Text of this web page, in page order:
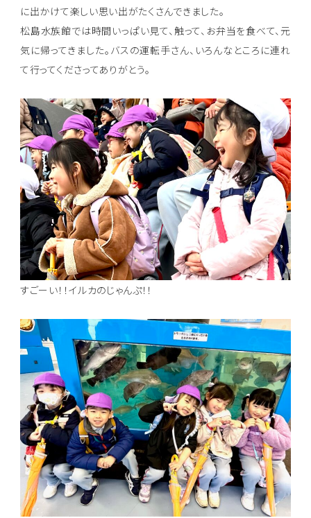
に出かけて楽しい思い出がたくさんできました。
松島水族館では時間いっぱい見て、触って、お弁当を食べて、元
気に帰ってきました。バスの運転手さん、いろんなところに連れ
て行ってくださってありがとう。
すごーい！！イルカのじゃんぷ！！